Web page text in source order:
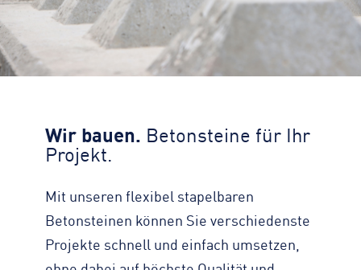
Straßenreinigung
Turmdrehkran
Baumaschinen
Zahlen, Daten, Fakten
Standorte
Nachhaltigkeit
KONTAKT
Impressum
Datenschutz
Hinweisgeber
Downloads
Kontaktformular
Wir bauen. Betonsteine für Ihr
Projekt.
Mit unseren flexibel stapelbaren
Betonsteinen können Sie verschiedenste
Projekte schnell und einfach umsetzen,